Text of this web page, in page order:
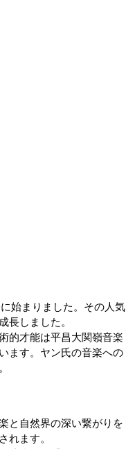
始まりました。その人気
長しました。
的才能は平昌大関嶺音楽
ます。ヤン氏の音楽への
と自然界の深い繋がりを
れます。